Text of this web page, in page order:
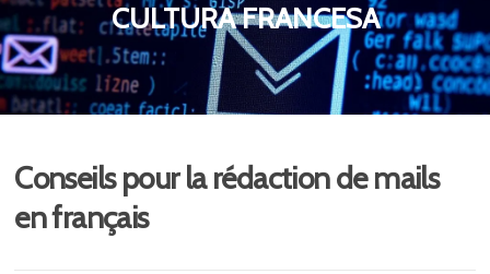
CULTURA FRANCESA
Conseils pour la rédaction de mails
en français